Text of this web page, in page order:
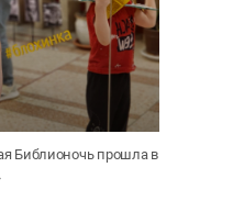
Библионочь прошла в